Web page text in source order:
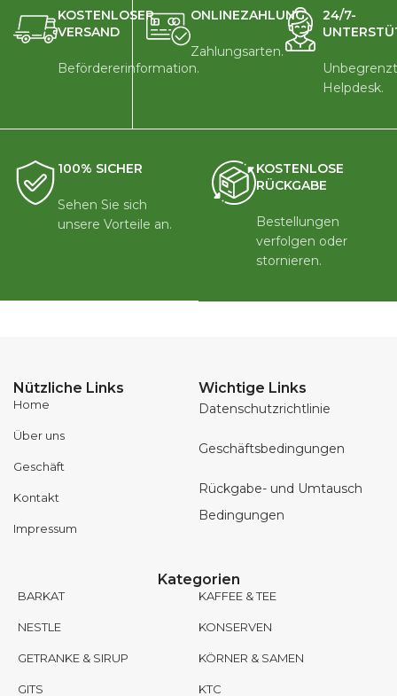
KOSTENLOSER
VERSAND
Befördererinformation.
ONLINEZAHLUNG
Zahlungsarten.
24/7-
Helpdesk.
100% SICHER
Sehen Sie sich
unsere Vorteile an.
KOSTENLOSE
RÜCKGABE
Bestellungen
verfolgen oder
stornieren.
Nützliche Links
Home
Über uns
Geschäft
Kontakt
Impressum
Wichtige Links
Datenschutzrichtlinie
Geschäftsbedingungen
Rückgabe- und Umtausch
Bedingungen
Kategorien
BARKAT
NESTLE
GETRANKE & SIRUP
GITS
KAFFEE & TEE
KONSERVEN
KÖRNER & SAMEN
KTC